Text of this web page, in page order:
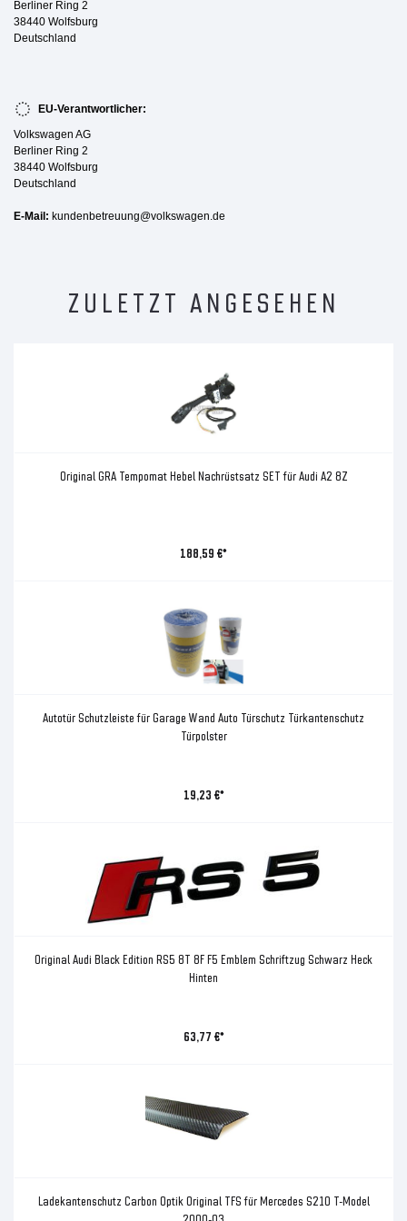
Berliner Ring 2
38440 Wolfsburg
Deutschland
EU-Verantwortlicher:
Volkswagen AG
Berliner Ring 2
38440 Wolfsburg
Deutschland
E-Mail: kundenbetreuung@volkswagen.de
ZULETZT ANGESEHEN
Original GRA Tempomat Hebel Nachrüstsatz SET für Audi A2 8Z
188,59 €*
Autotür Schutzleiste für Garage Wand Auto Türschutz Türkantenschutz
Türpolster
19,23 €*
Original Audi Black Edition RS5 8T 8F F5 Emblem Schriftzug Schwarz Heck
Hinten
63,77 €*
Ladekantenschutz Carbon Optik Original TFS für Mercedes S210 T-Model